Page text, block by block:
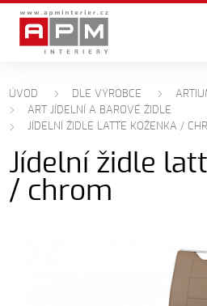
ÚVOD DLE VÝROBCE
ART JÍDELNÍ A BAROVÉ ŽIDLE
JÍDELNÍ ŽIDLE LATTE KOŽENKA /
Jídelní židle
/ chrom